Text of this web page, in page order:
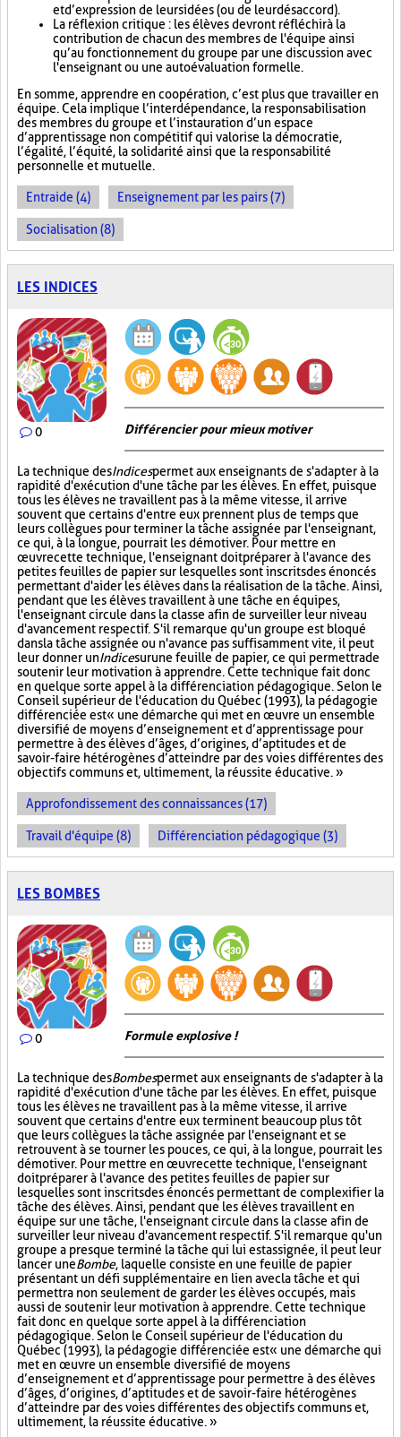
et d’expression de leurs idées (ou de leur désaccord).
La réflexion critique : les élèves devront réfléchir à la
contribution de chacun des membres de l'équipe ainsi
qu’au fonctionnement du groupe par une discussion avec
l'enseignant ou une autoévaluation formelle.
En somme, apprendre en coopération, c’est plus que travailler en
équipe. Cela implique l’interdépendance, la responsabilisation
des membres du groupe et l’instauration d’un espace
d’apprentissage non compétitif qui valorise la démocratie,
l’égalité, l’équité, la solidarité ainsi que la responsabilité
personnelle et mutuelle.
Entraide (4) Enseignement par les pairs (7)
Socialisation (8)
LES INDICES
0 Différencier pour mieux motiver
La technique desIndicespermet aux enseignants de s'adapter à la
rapidité d'exécution d'une tâche par les élèves. En effet, puisque
tous les élèves ne travaillent pas à la même vitesse, il arrive
souvent que certains d'entre eux prennent plus de temps que
leurs collègues pour terminer la tâche assignée par l'enseignant,
ce qui, à la longue, pourrait les démotiver. Pour mettre en
œuvre cette technique, l'enseignant doit préparer à l'avance des
petites feuilles de papier sur lesquelles sont inscrits des énoncés
permettant d'aider les élèves dans la réalisation de la tâche. Ainsi,
pendant que les élèves travaillent à une tâche en équipes,
l'enseignant circule dans la classe afin de surveiller leur niveau
d'avancement respectif. S'il remarque qu'un groupe est bloqué
dans la tâche assignée ou n'avance pas suffisamment vite, il peut
leur donner unIndicesurune feuille de papier, ce qui permettra de
soutenir leur motivation à apprendre. Cette technique fait donc
en quelque sorte appel à la différenciation pédagogique. Selon le
Conseil supérieur de l'éducation du Québec (1993), la pédagogie
différenciée est « une démarche qui met en œuvre un ensemble
diversifié de moyens d’enseignement et d’apprentissage pour
permettre à des élèves d’âges, d’origines, d’aptitudes et de
savoir-faire hétérogènes d’atteindre par des voies différentes des
objectifs communs et, ultimement, la réussite éducative. »
Approfondissement des connaissances (17)
Travail d'équipe (8) Différenciation pédagogique (3)
LES BOMBES
0 Formule explosive !
La technique desBombespermet aux enseignants de s'adapter à la
rapidité d'exécution d'une tâche par les élèves. En effet, puisque
tous les élèves ne travaillent pas à la même vitesse, il arrive
souvent que certains d'entre eux terminent beaucoup plus tôt
que leurs collègues la tâche assignée par l'enseignant et se
retrouvent à se tourner les pouces, ce qui, à la longue, pourrait les
démotiver. Pour mettre en œuvre cette technique, l'enseignant
doit préparer à l'avance des petites feuilles de papier sur
lesquelles sont inscrits des énoncés permettant de complexifier la
tâche des élèves. Ainsi, pendant que les élèves travaillent en
équipe sur une tâche, l'enseignant circule dans la classe afin de
surveiller leur niveau d'avancement respectif. S'il remarque qu'un
groupe a presque terminé la tâche qui lui est assignée, il peut leur
lancer uneBombe, laquelle consiste en une feuille de papier
présentant un défi supplémentaire en lien avec la tâche et qui
permettra non seulement de garder les élèves occupés, mais
aussi de soutenir leur motivation à apprendre. Cette technique
fait donc en quelque sorte appel à la différenciation
pédagogique. Selon le Conseil supérieur de l'éducation du
Québec (1993), la pédagogie différenciée est « une démarche qui
met en œuvre un ensemble diversifié de moyens
d’enseignement et d’apprentissage pour permettre à des élèves
d’âges, d’origines, d’aptitudes et de savoir-faire hétérogènes
d’atteindre par des voies différentes des objectifs communs et,
ultimement, la réussite éducative. »